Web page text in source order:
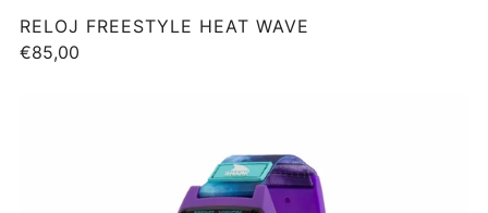
RELOJ FREESTYLE HEAT WAVE
€85,00